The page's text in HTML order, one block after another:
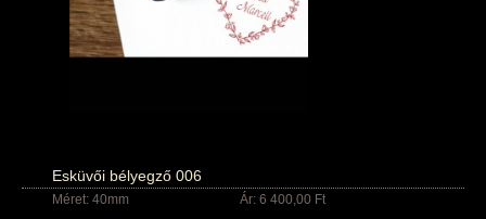
Esküvői bélyegző 006
Méret: 40mm Ár: 6 400,00 Ft